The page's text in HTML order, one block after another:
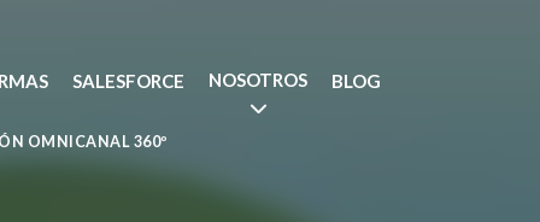
SALESFORCE NOSOTROS BLOG
OMNICANAL 360º